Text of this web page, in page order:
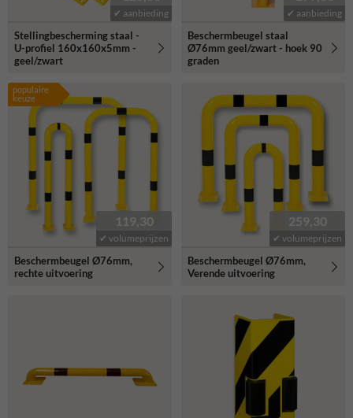
✔ aanbieding
Stellingbescherming staal -
U-profiel 160x160x5mm -
geel/zwart
✔ aanbieding
Beschermbeugel staal
Ø76mm geel/zwart - hoek 90
graden
populaire
keuze
119,30
✔ volumeprijzen
Beschermbeugel Ø76mm,
rechte uitvoering
259,30
✔ volumeprijzen
Beschermbeugel Ø76mm,
Verende uitvoering